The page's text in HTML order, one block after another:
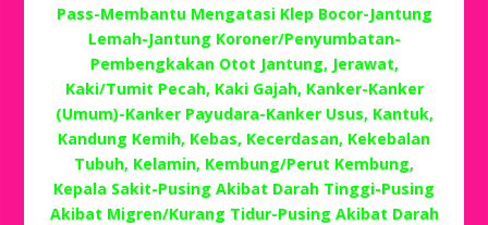
Pass-Membantu Mengatasi Klep Bocor-Jantung
Lemah-Jantung Koroner/Penyumbatan-
Pembengkakan Otot Jantung, Jerawat,
Kaki/Tumit Pecah, Kaki Gajah, Kanker-Kanker
(Umum)-Kanker Payudara-Kanker Usus, Kantuk,
Kandung Kemih, Kebas, Kecerdasan, Kekebalan
Tubuh, Kelamin, Kembung/Perut Kembung,
Kepala Sakit-Pusing Akibat Darah Tinggi-Pusing
Akibat Migren/Kurang Tidur-Pusing Akibat Darah